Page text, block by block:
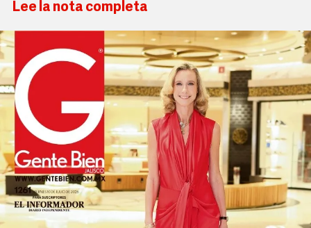
Lee la nota completa